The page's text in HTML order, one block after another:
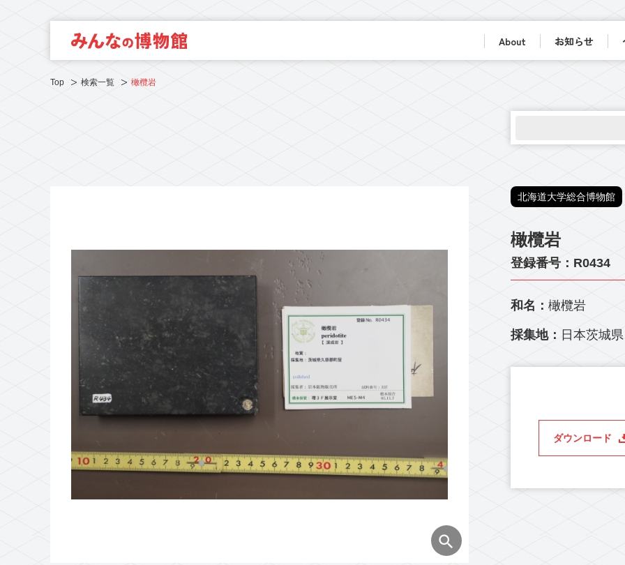
About お知らせ
Top 検索一覧 橄欖岩
北海道大学総合博物館
橄欖岩
登録番号：R0434
和名： 橄欖岩
採集地： 日本茨城県
ダウンロード